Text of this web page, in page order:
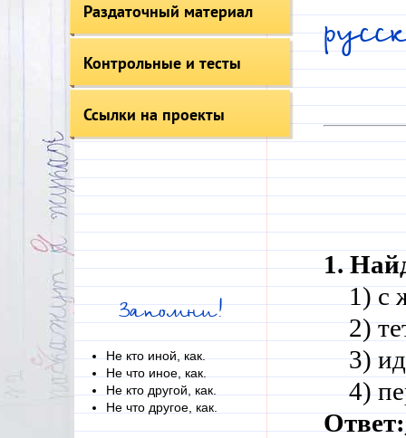
Раздаточный материал
Контрольные и тесты
Ссылки на проекты
Запомни!
Не кто иной, как.
Не что иное, как.
Не кто другой, как.
Не что другое, как.
1.
1) с
2)
3)
4)